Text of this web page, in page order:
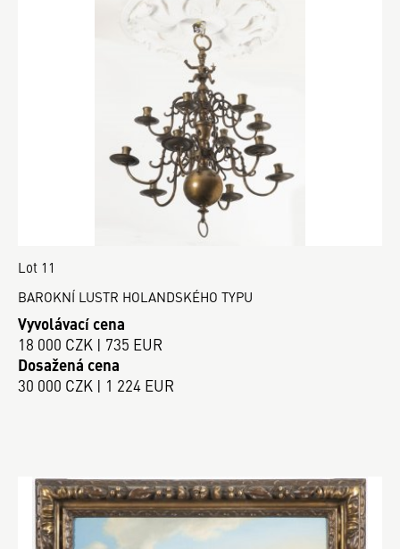
Lot 11
BAROKNÍ LUSTR HOLANDSKÉHO TYPU
Vyvolávací cena
18 000 CZK | 735 EUR
Dosažená cena
30 000 CZK | 1 224 EUR